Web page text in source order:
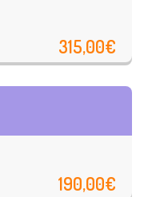
315,00€
190,00€